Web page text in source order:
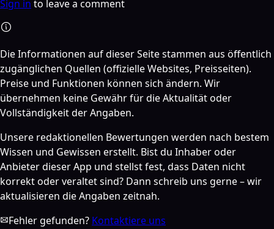
Sign in to leave a comment
Die Informationen auf dieser Seite stammen aus öffentlich
zugänglichen Quellen (offizielle Websites, Preisseiten).
Preise und Funktionen können sich ändern. Wir
übernehmen keine Gewähr für die Aktualität oder
Vollständigkeit der Angaben.
Unsere redaktionellen Bewertungen werden nach bestem
Wissen und Gewissen erstellt. Bist du Inhaber oder
Anbieter dieser App und stellst fest, dass Daten nicht
korrekt oder veraltet sind? Dann schreib uns gerne – wir
aktualisieren die Angaben zeitnah.
Fehler gefunden? Kontaktiere uns